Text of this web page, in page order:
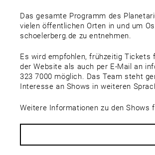
Das gesamte Programm des
vielen öffentlichen Orten in und um
schoelerberg.de zu entnehmen.
Es wird empfohlen, frühzeitig Tickets
der Website als auch per E-Mail an
323 7000 möglich. Das Team steht
Interesse an Shows in weiteren
Weitere Informationen zu den Shows